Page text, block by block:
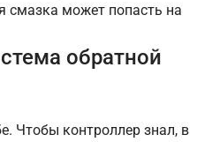
смазка может попасть на
обратной
Чтобы контроллер знал, в